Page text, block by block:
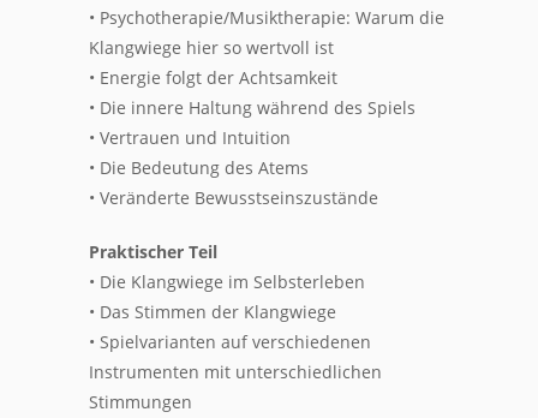
• Psychotherapie/Musiktherapie: Warum die
Klangwiege hier so wertvoll ist
• Energie folgt der Achtsamkeit
• Die innere Haltung während des Spiels
• Vertrauen und Intuition
• Die Bedeutung des Atems
• Veränderte Bewusstseinszustände
Praktischer Teil
• Die Klangwiege im Selbsterleben
• Das Stimmen der Klangwiege
• Spielvarianten auf verschiedenen
Instrumenten mit unterschiedlichen
Stimmungen